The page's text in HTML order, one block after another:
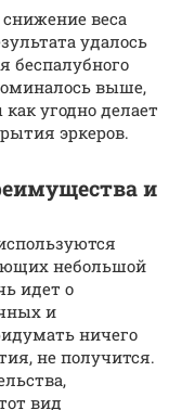
веса
удалось
беспалубного
выше,
угодно делает
эркеров.
и
небольшой
идет о
и
ничего
не получится.
вид